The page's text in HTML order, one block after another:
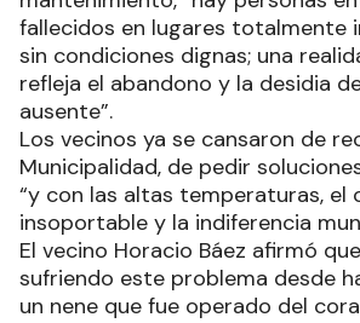
fallecidos en lugares totalmente
sin condiciones dignas; una
refleja el abandono y la desidia
ausente”.
Los vecinos ya se cansaron de
Municipalidad, de pedir
“y con las altas temperaturas, el
insoportable y la indiferencia
El vecino Horacio Báez afirmó
sufriendo este problema desde
un nene que fue operado del